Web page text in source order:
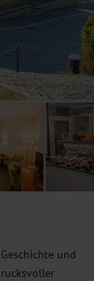
und
Daten für
Seiten unseres
Dienste
Verarbeitung
widerrufen.
anzuzeigen.